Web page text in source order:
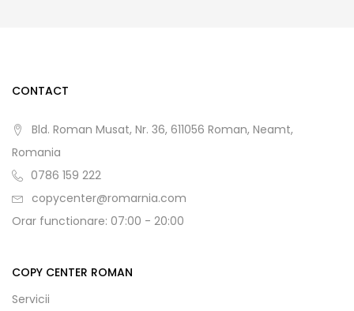
CONTACT
Bld. Roman Musat, Nr. 36, 611056 Roman, Neamt,
Romania
0786 159 222
copycenter@romarnia.com
Orar functionare: 07:00 - 20:00
COPY CENTER ROMAN
Servicii